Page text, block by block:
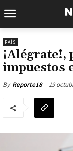
PAÍS
¡Alégrate!,
impuestos
By Reporte18 19